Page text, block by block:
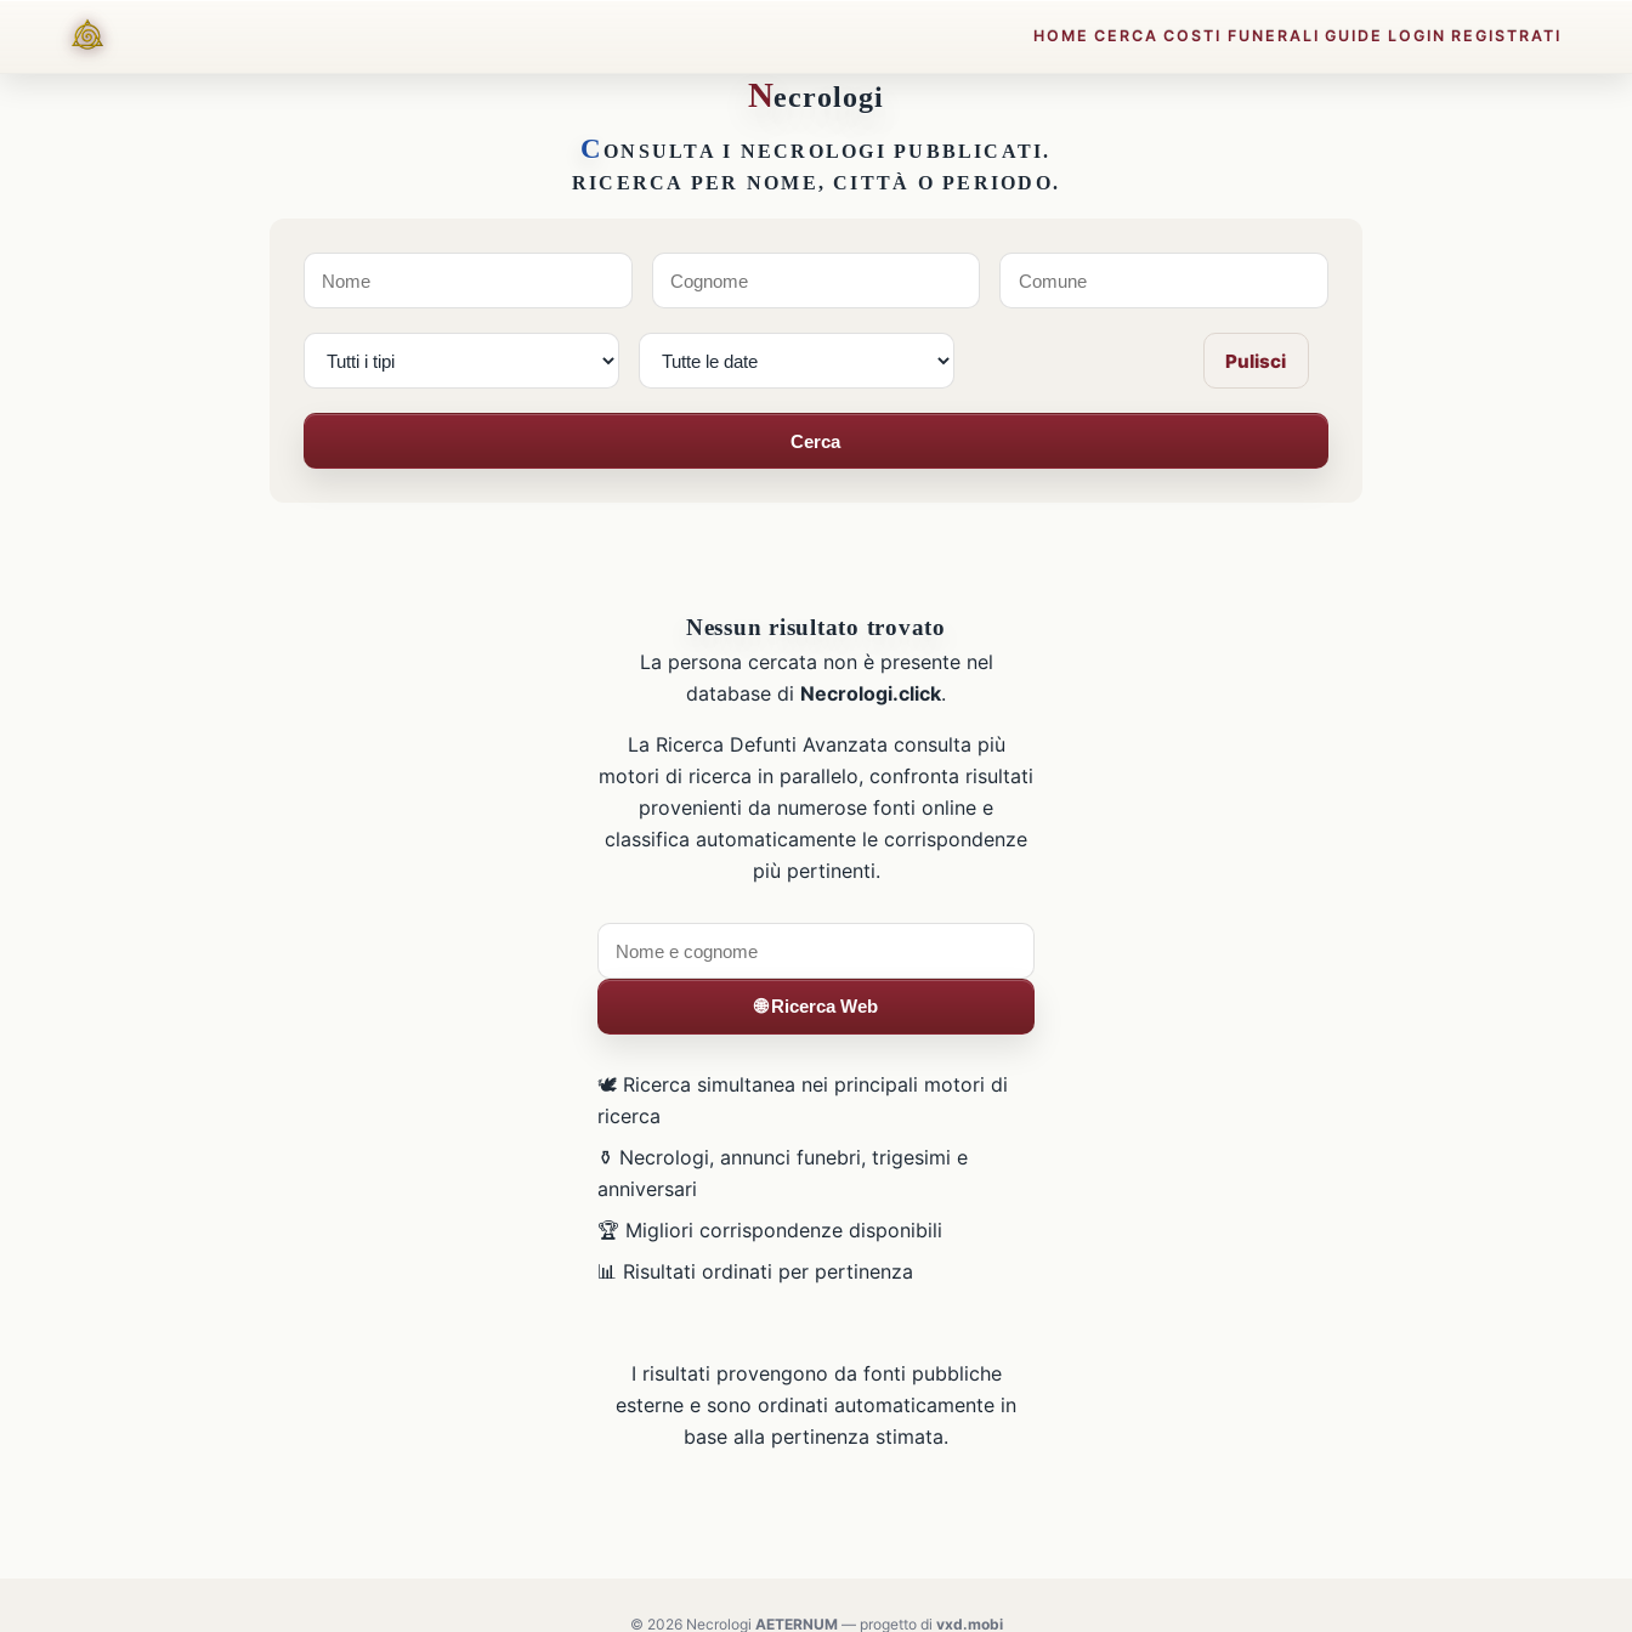
HOME CERCA COSTI FUNERALI GUIDE LOGIN REGISTRATI
Necrologi
C ONSULTA I NECROLOGI PUBBLICATI.
RICERCA PER NOME, CITTÀ O PERIODO.
Pulisci
Cerca
Nessun risultato trovato
La persona cercata non è presente nel
database di Necrologi.click.
La Ricerca Defunti Avanzata consulta più
motori di ricerca in parallelo, confronta risultati
provenienti da numerose fonti online e
classifica automaticamente le corrispondenze
più pertinenti.
🌐 Ricerca Web
🕊️ Ricerca simultanea nei principali motori di
ricerca
⚱️ Necrologi, annunci funebri, trigesimi e
anniversari
🏆 Migliori corrispondenze disponibili
📊 Risultati ordinati per pertinenza
I risultati provengono da fonti pubbliche
esterne e sono ordinati automaticamente in
base alla pertinenza stimata.
© 2026 Necrologi AETERNUM— progetto di vxd.mobi